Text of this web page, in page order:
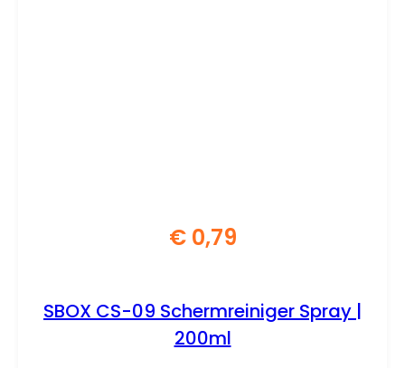
€0,79
SBOX CS-09 Schermreiniger Spray |
200ml